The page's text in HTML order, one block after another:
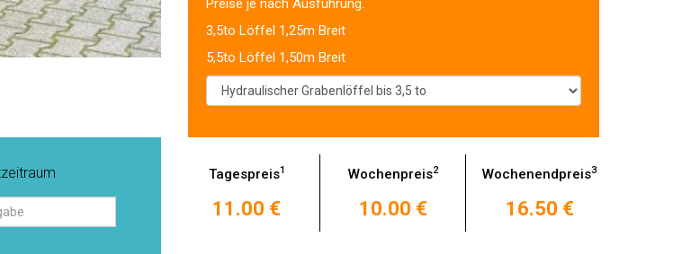
Preise je nach Ausführung.
3,5to Löffel 1,25m Breit
5,5to Löffel 1,50m Breit
Tagespreis1
11.00 €
Wochenpreis2
10.00 €
Wochenendpreis3
16.50 €